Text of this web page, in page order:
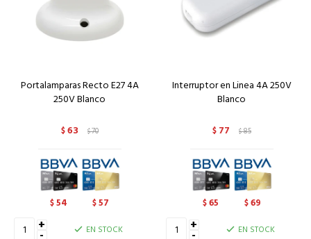
Portalamparas Recto E27 4A
250V Blanco
$63 $70
$54 $57
+
- EN STOCK
Interruptor en Linea 4A 250V
Blanco
$ 77 $85
$65 $69
+
- EN STOCK